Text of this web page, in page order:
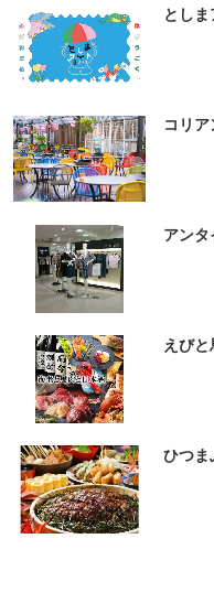
とし
コリ
アン
えび
ひつ